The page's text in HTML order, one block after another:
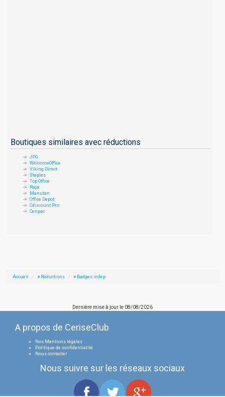
Boutiques similaires avec réductions
JPG
WelcomeOffice
Viking Direct
Staples
Top Office
Raja
Manutan
Office Depot
Cdiscount Pro
Cenpac
Accueil » Réductions » Badges indep
Dernière mise à jour le 08/08/2026
A propos de CeriseClub
Nos Mentions légales
Politique de confidentialité
Nous contacter
Nous suivre sur les réseaux sociaux